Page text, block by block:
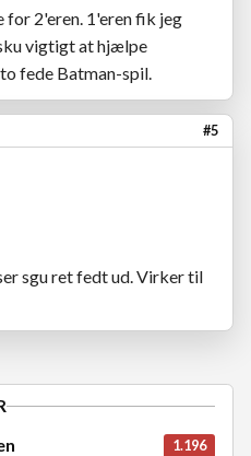
for 2'eren. 1'eren fik jeg
vigtigt at hjælpe
fede Batman-spil.
#5
sgu ret fedt ud. Virker til
1.196